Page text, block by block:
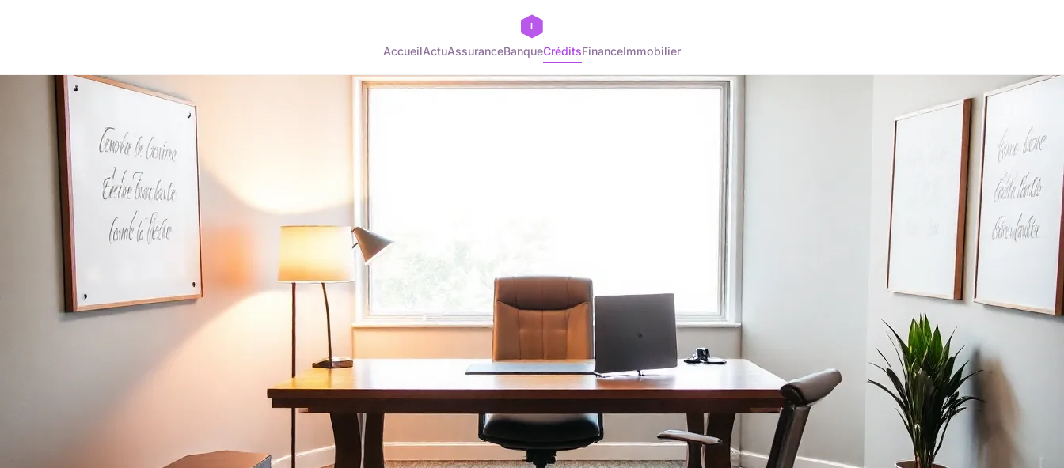
AccueilActuAssuranceBanqueCréditsFinanceImmobilier